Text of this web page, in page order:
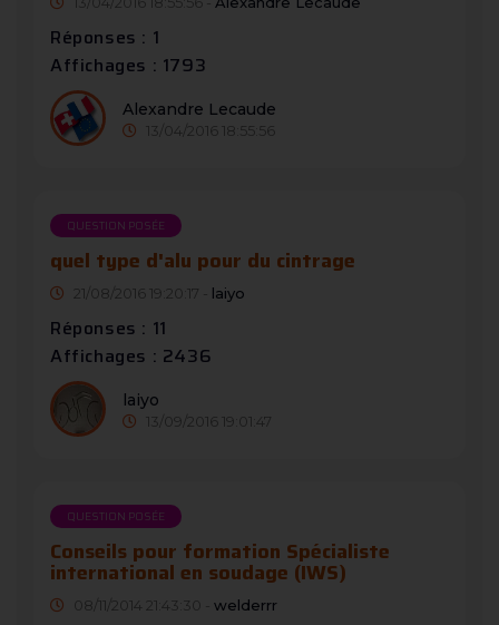
Réponses : 1
Affichages : 1793
Alexandre Lecaude
13/04/2016 18:55:56
QUESTION POSÉE
quel type d'alu pour du cintrage
21/08/2016 19:20:17 - laiyo
Réponses : 11
Affichages : 2436
laiyo
13/09/2016 19:01:47
QUESTION POSÉE
Conseils pour formation Spécialiste
international en soudage (IWS)
08/11/2014 21:43:30 - welderrr